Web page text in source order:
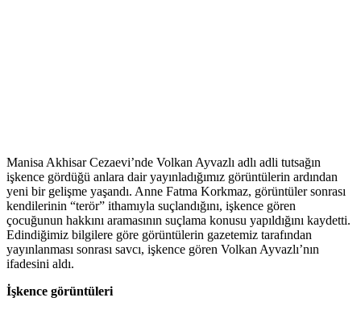
Manisa Akhisar Cezaevi’nde Volkan Ayvazlı adlı adli tutsağın
işkence gördüğü anlara dair yayınladığımız görüntülerin ardından
yeni bir gelişme yaşandı. Anne Fatma Korkmaz, görüntüler sonrası
kendilerinin “terör” ithamıyla suçlandığını, işkence gören
çocuğunun hakkını aramasının suçlama konusu yapıldığını kaydetti.
Edindiğimiz bilgilere göre görüntülerin gazetemiz tarafından
yayınlanması sonrası savcı, işkence gören Volkan Ayvazlı’nın
ifadesini aldı.
İşkence görüntüleri